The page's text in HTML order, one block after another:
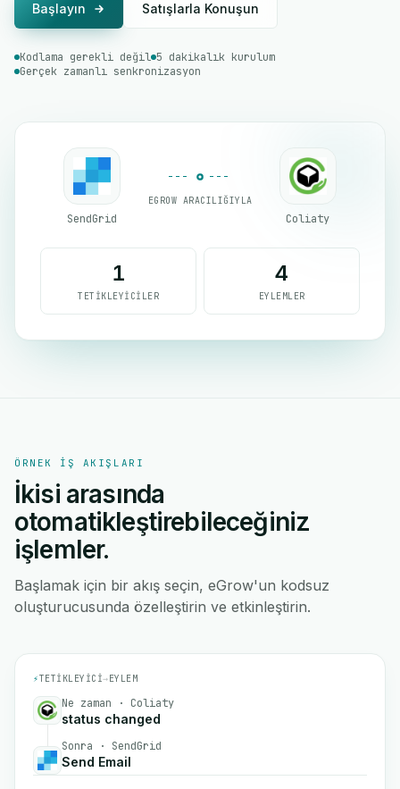
Başlayın Satışlarla Konuşun
Kodlama gerekli değil 5 dakikalık kurulum
Gerçek zamanlı senkronizasyon
SendGrid
EGROW ARACILIĞIYLA
Coliaty
1
TETIKLEYICILER
4
EYLEMLER
ÖRNEK IŞ AKIŞLARI
İkisi arasında
otomatikleştirebileceğiniz
işlemler.
Başlamak için bir akış seçin, eGrow'un kodsuz
oluşturucusunda özelleştirin ve etkinleştirin.
⚡TETIKLEYICI→EYLEM
Ne zaman · Coliaty
status changed
Sonra · SendGrid
Send Email